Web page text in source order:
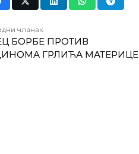
чланак
БОРБЕ ПРОТИВ
ГРЛИЋА МАТЕРИЦЕ